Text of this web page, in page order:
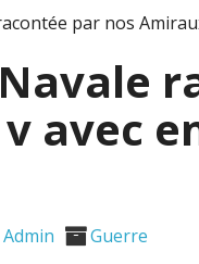
par nos
avec
Admin Guerre